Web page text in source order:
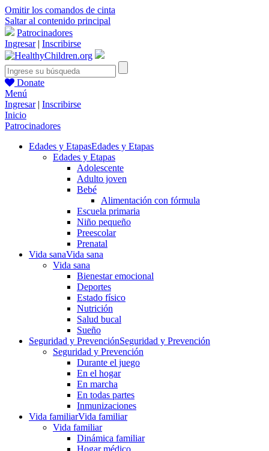
Omitir los comandos de cinta
Saltar al contenido principal
Patrocinadores
Ingresar| Inscribirse
Donate
Menú
Ingresar| Inscribirse
Inicio
Patrocinadores
Edades y EtapasEdades y Etapas
Edades y Etapas
Adolescente
Adulto joven
Bebé
Alimentación con fórmula
Escuela primaria
Niño pequeño
Preescolar
Prenatal
Vida sanaVida sana
Vida sana
Bienestar emocional
Deportes
Estado físico
Nutrición
Salud bucal
Sueño
Seguridad y PrevenciónSeguridad y Prevención
Seguridad y Prevención
Durante el juego
En el hogar
En marcha
En todas partes
Inmunizaciones
Vida familiarVida familiar
Vida familiar
Dinámica familiar
Hogar médico